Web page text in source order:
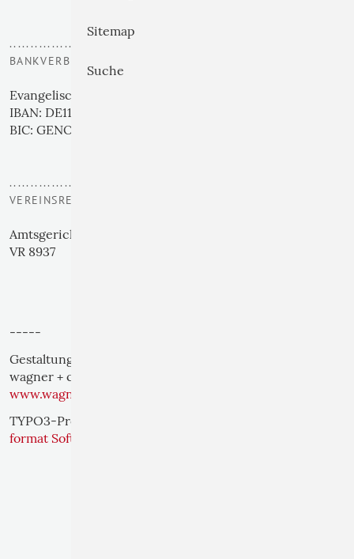
..................
BANKVERBINDUNG
Evangelische Bank eG
IBAN: DE11 5206 0410 0000 6166 30
BIC: GENODEF1EK1
..................
VEREINSREGISTERNUMMER
Amtsgericht Dresden
VR 8937
-----
Gestaltung:
wagner + coerdts | Kommunikation und Design
www.wagnercoerdts.de
TYPO3-Programmierung:
format Software GmbH
Sitemap
Suche